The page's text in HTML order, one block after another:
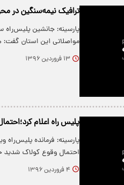
ترافیک نیمه‌سنگین در
پارسینه: جانشین پلیس‌راه
مواصلاتی این استان
۱۳ فروردین ۱۳۹۶
پلیس راه اعلام
پارسینه: فرمانده پلیس‌راه
احتمال وقوع کولاک شدید
۴ فروردین ۱۳۹۶